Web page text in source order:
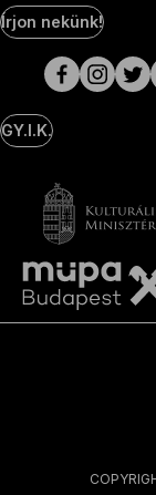
Social
Media
oldalak
Írjon nekünk!
GY.I.K.